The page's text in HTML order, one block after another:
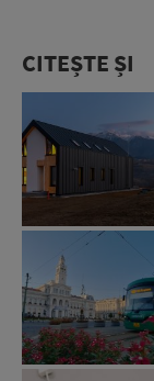
CITEȘTE ȘI